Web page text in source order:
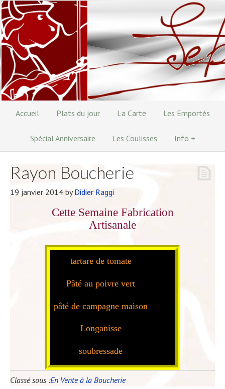
Accueil Plats du jour La Carte Les Emportés
Spécial Anniversaire Les Coulisses Info +
Rayon Boucherie
19 janvier 2014 byDidier Raggi
Cette Semaine Fabrication
Artisanale
tartare de tomate
Pâté au poivre vert
pâté de campagne maison
Longanisse
soubressade
Chipolatas maison
Classé sous :En Vente à la Boucherie